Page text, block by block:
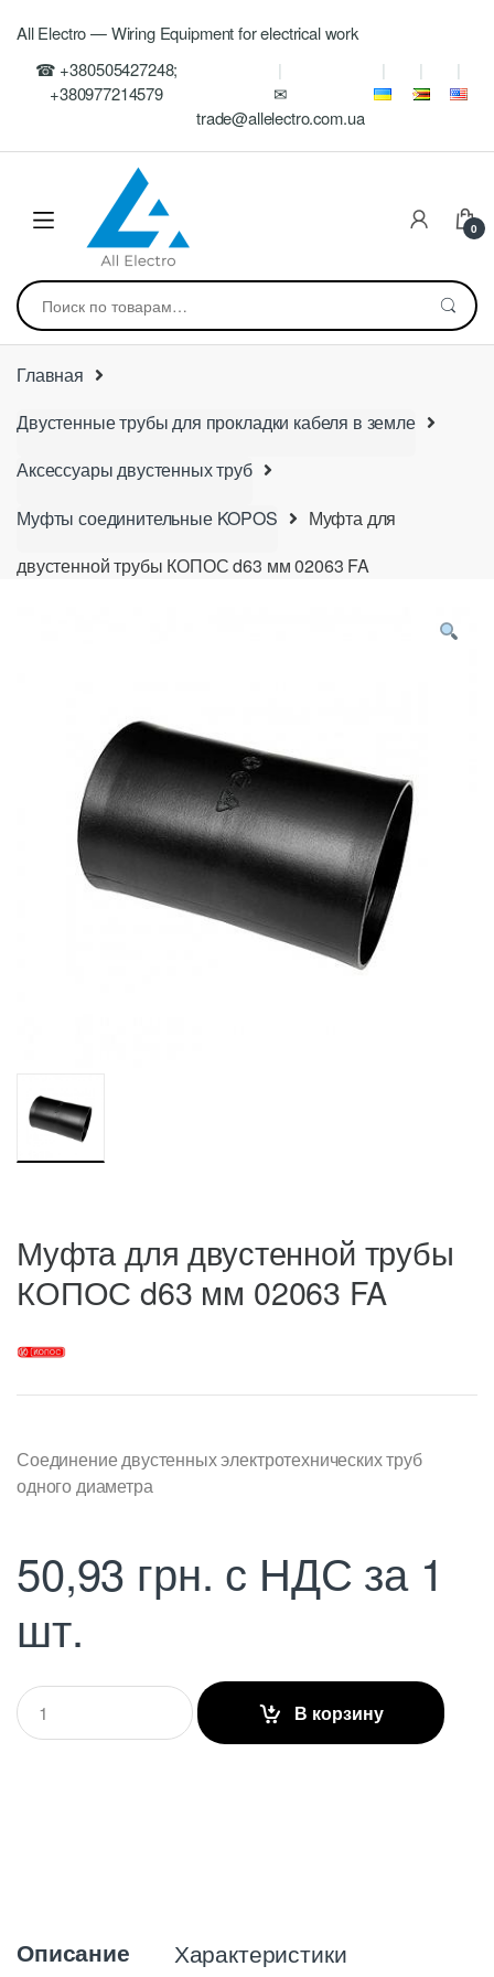
navigation
content
All Electro — Wiring Equipment for electrical work
☎ +380505427248;
+380977214579
✉
trade@allelectro.com.ua
0
Искать:
Главная
Двустенные трубы для прокладки кабеля в земле
Аксессуары двустенных труб
Муфты соединительные KOPOS
Муфта для
двустенной трубы КОПОС d63 мм 02063 FA
Муфта для двустенной трубы
КОПОС d63 мм 02063 FA
Соединение двустенных электротехнических труб
одного диаметра
50,93 грн. с НДС за 1
шт.
Q
u
a
В корзину
Описание Характеристики